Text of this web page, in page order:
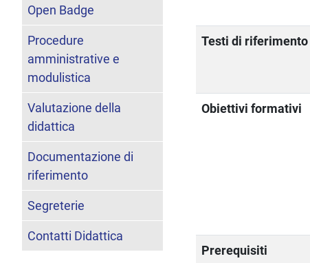
Testi di riferimento
Obiettivi formativi
Prerequisiti
Open Badge
Procedure
amministrative e
modulistica
Valutazione della
didattica
Documentazione di
riferimento
Segreterie
Contatti Didattica